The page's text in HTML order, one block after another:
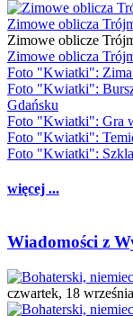
Zimowe oblicza
Zimowe oblicze
Zimowe oblicza
Foto "Kwiatki": Zima
Foto "Kwiatki":
Gdańsku
Foto "Kwiatki": Gra
Foto "Kwiatki":
Foto "Kwiatki":
więcej ...
Wiadomości z
czwartek, 18